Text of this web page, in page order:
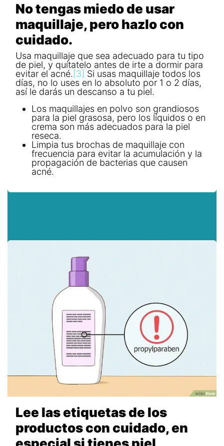
No tengas miedo de usar
maquillaje, pero hazlo con
cuidado.
Usa maquillaje que sea adecuado para tu tipo
de piel, y quítatelo antes de irte a dormir para
evitar el acné. [3] Si usas maquillaje todos los
días, no lo uses en lo absoluto por 1 o 2 días,
así le darás un descanso a tu piel.
Los maquillajes en polvo son grandiosos
para la piel grasosa, pero los líquidos o en
crema son más adecuados para la piel
reseca.
Limpia tus brochas de maquillaje con
frecuencia para evitar la acumulación y la
propagación de bacterias que causen
acné.
Lee las etiquetas de los
productos con cuidado, en